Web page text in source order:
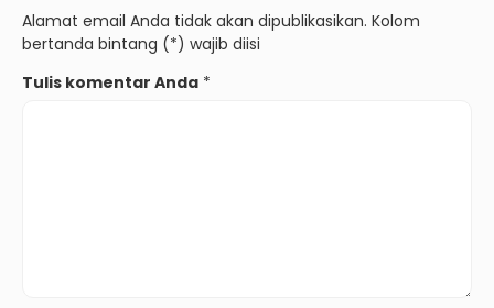
Alamat email Anda tidak akan dipublikasikan. Kolom
bertanda bintang (*) wajib diisi
Tulis komentar Anda *